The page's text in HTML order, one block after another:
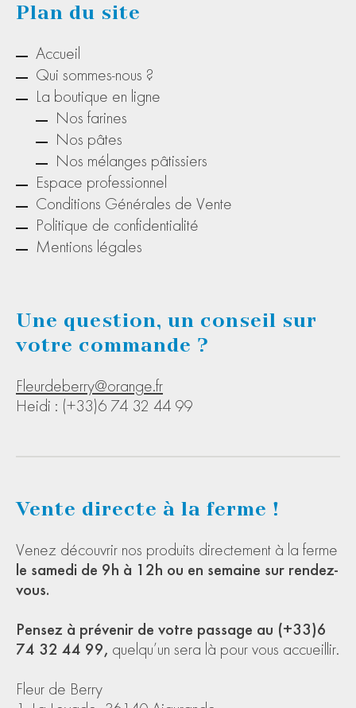
Plan du site
Accueil
Qui sommes-nous ?
La boutique en ligne
Nos farines
Nos pâtes
Nos mélanges pâtissiers
Espace professionnel
Conditions Générales de Vente
Politique de confidentialité
Mentions légales
Une question, un conseil sur
votre commande ?
Fleurdeberry@orange.fr
Heidi : (+33)6 74 32 44 99
Vente directe à la ferme !
Venez découvrir nos produits directement à la ferme
le samedi de 9h à 12h ou en semaine sur rendez-
vous.
Pensez à prévenir de votre passage au (+33)6
74 32 44 99, quelqu’un sera là pour vous accueillir.
Fleur de Berry